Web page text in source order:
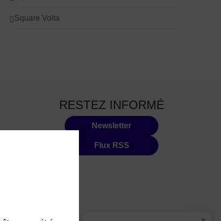
Square Volta
RESTEZ INFORMÉ
Newsletter
Flux RSS